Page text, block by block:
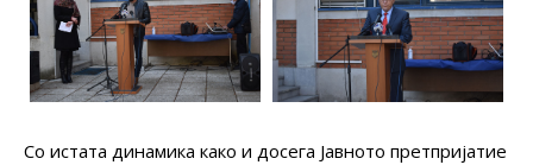
Со истата динамика како и досега Јавното претпријатие